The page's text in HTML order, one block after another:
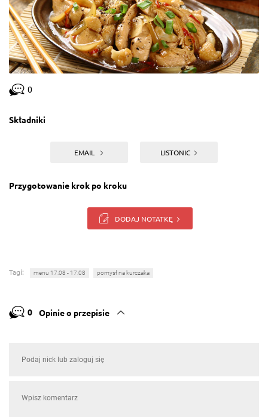
0
Składniki
EMAIL LISTONIC
Przygotowanie krok po kroku
DODAJ NOTATKĘ
Tagi: menu 17.08 - 17.08 pomysł na kurczaka
0 Opinie o przepisie